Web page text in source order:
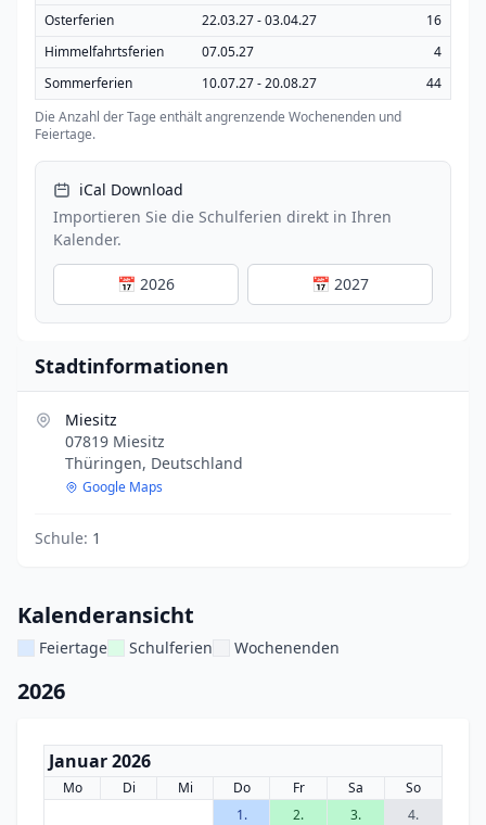
Osterferien
22.03.27 - 03.04.27
16
Himmelfahrtsferien
07.05.27
4
Sommerferien
10.07.27 - 20.08.27
44
Die Anzahl der Tage enthält angrenzende Wochenenden und
Feiertage.
iCal Download
Importieren Sie die Schulferien direkt in Ihren
Kalender.
📅 2026 📅 2027
Stadtinformationen
Miesitz
07819 Miesitz
Thüringen, Deutschland
Google Maps
Schule: 1
Kalenderansicht
Feiertage Schulferien Wochenenden
2026
Januar 2026
Mo Di Mi Do Fr Sa
So
1.
2. 3.
4.